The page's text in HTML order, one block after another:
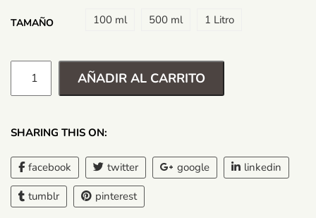
TAMAÑO 100 ml 500 ml 1 Litro
AÑADIR AL CARRITO
SHARING THIS ON:
facebook twitter google linkedin
tumblr pinterest